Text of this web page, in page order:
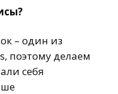
– один из
поэтому делаем
себя